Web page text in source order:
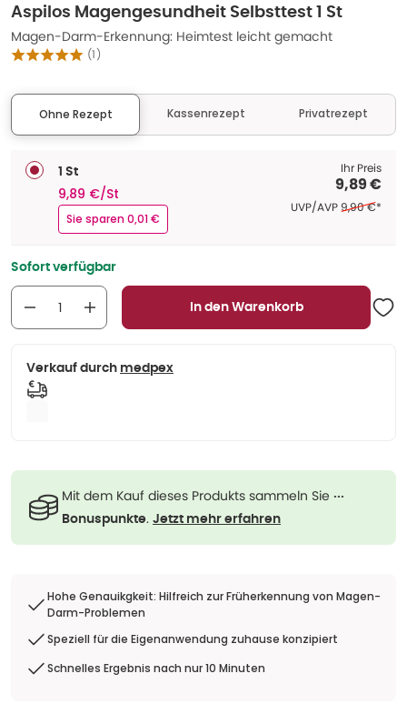
Aspilos Magengesundheit Selbsttest 1 St
Magen-Darm-Erkennung: Heimtest leicht gemacht
(1)
Ohne Rezept Kassenrezept Privatrezept
1 St
9,89 €/St
Sie sparen 0,01 €
Ihr Preis
9,89 €
UVP/AVP Ehemaliger
9,90 €*
Sofort verfügbar
In den Warenkorb
Verkauf durch medpex
Mit dem Kauf dieses Produkts sammeln Sie ···
Bonuspunkte. Jetzt mehr erfahren
Hohe Genauikgkeit: Hilfreich zur Früherkennung von Magen-
Darm-Problemen
Speziell für die Eigenanwendung zuhause konzipiert
Schnelles Ergebnis nach nur 10 Minuten